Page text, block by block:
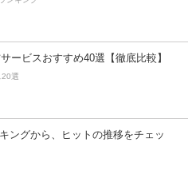
ービスおすすめ40選【徹底比較】
20選
ングから、ヒットの推移をチェッ